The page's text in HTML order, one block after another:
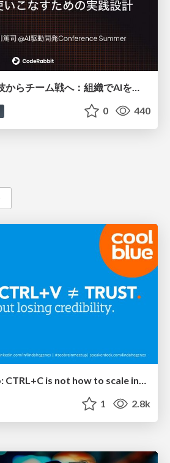
AI駆動開発は個人技からチーム戦へ：組織でAIを使いこなすための実践設計
0 440
SEO Brein meetup: CTRL+C is not how to scale international SEO
1 2.8k